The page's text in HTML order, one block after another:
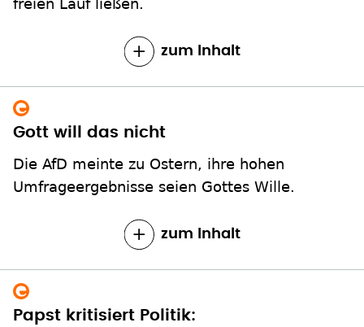
freien Lauf ließen.
zum Inhalt
Gott will das nicht
Die AfD meinte zu Ostern, ihre hohen
Umfrageergebnisse seien Gottes Wille.
zum Inhalt
Papst kritisiert Politik: